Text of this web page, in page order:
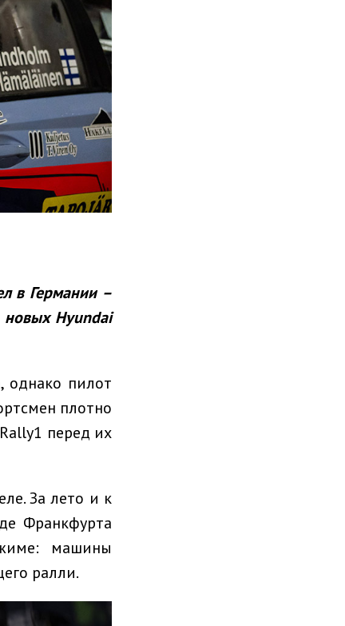
в Германии –
новыхHyundai
пилот
плотно
перед их
За лето и к
Франкфурта
машины
ралли.